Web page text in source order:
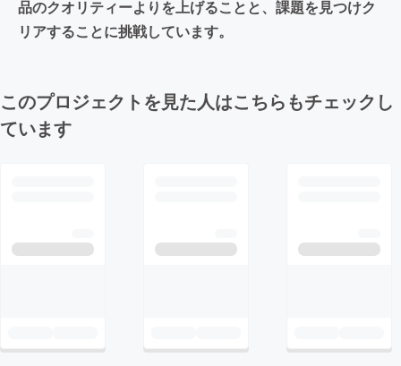
品のクオリティーよりを上げることと、課題を見つけク
リアすることに挑戦しています。
このプロジェクトを見た人はこちらもチェックし
ています